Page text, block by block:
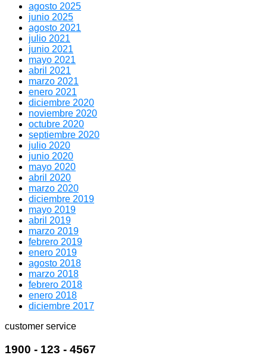
agosto 2025
junio 2025
agosto 2021
julio 2021
junio 2021
mayo 2021
abril 2021
marzo 2021
enero 2021
diciembre 2020
noviembre 2020
octubre 2020
septiembre 2020
julio 2020
junio 2020
mayo 2020
abril 2020
marzo 2020
diciembre 2019
mayo 2019
abril 2019
marzo 2019
febrero 2019
enero 2019
agosto 2018
marzo 2018
febrero 2018
enero 2018
diciembre 2017
customer service
1900 - 123 - 4567